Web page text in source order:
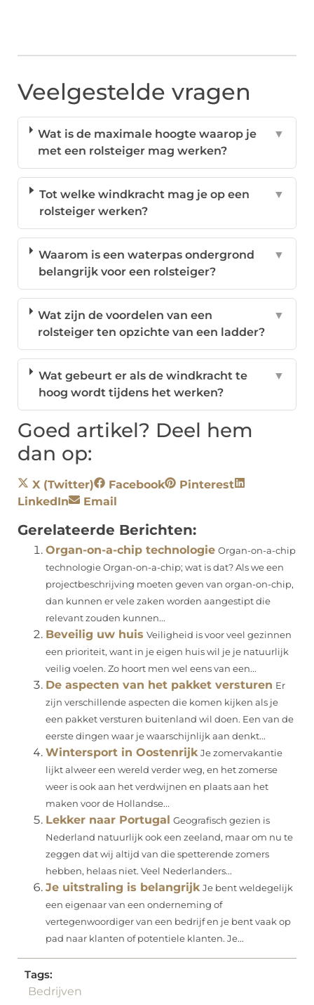
Veelgestelde vragen
Wat is de maximale hoogte waarop je
met een rolsteiger mag werken?
▼
Tot welke windkracht mag je op een
rolsteiger werken?
▼
Waarom is een waterpas ondergrond
belangrijk voor een rolsteiger?
▼
Wat zijn de voordelen van een
rolsteiger ten opzichte van een ladder?
▼
Wat gebeurt er als de windkracht te
hoog wordt tijdens het werken?
▼
Goed artikel? Deel hem
dan op:
X (Twitter) Facebook
Pinterest
LinkedIn
Email
Gerelateerde Berichten:
Organ-on-a-chip technologie Organ-on-a-chip
technologie Organ-on-a-chip; wat is dat? Als we een
projectbeschrijving moeten geven van organ-on-chip,
dan kunnen er vele zaken worden aangestipt die
relevant zouden kunnen...
Beveilig uw huis Veiligheid is voor veel gezinnen
een prioriteit, want in je eigen huis wil je je natuurlijk
veilig voelen. Zo hoort men wel eens van een...
De aspecten van het pakket versturen Er
zijn verschillende aspecten die komen kijken als je
een pakket versturen buitenland wil doen. Een van de
eerste dingen waar je waarschijnlijk aan denkt...
Wintersport in Oostenrijk Je zomervakantie
lijkt alweer een wereld verder weg, en het zomerse
weer is ook aan het verdwijnen en plaats aan het
maken voor de Hollandse...
Lekker naar Portugal
Geografisch gezien is
Nederland natuurlijk ook een zeeland, maar om nu te
zeggen dat wij altijd van die spetterende zomers
hebben, helaas niet. Veel Nederlanders...
Je uitstraling is belangrijk Je bent weldegelijk
een eigenaar van een onderneming of
vertegenwoordiger van een bedrijf en je bent vaak op
pad naar klanten of potentiele klanten. Je...
Tags:
Bedrijven